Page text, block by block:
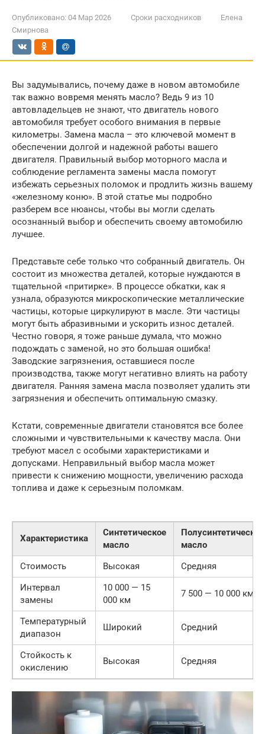
Опубликовано: 04 Мар 2026 Сроки расходников
Елена
Смирнова
Вы задумывались, почему даже в новом автомобиле
так важно вовремя менять масло? Ведь 9 из 10
автовладельцев не знают, что двигатель нового
автомобиля требует особого внимания в первые
километры. Замена масла – это ключевой момент в
обеспечении долгой и надежной работы вашего
двигателя. Правильный выбор моторного масла и
соблюдение регламента замены масла помогут
избежать серьезных поломок и продлить жизнь вашему
«железному коню». В этой статье мы подробно
разберем все нюансы, чтобы вы могли сделать
осознанный выбор и обеспечить своему автомобилю
лучшее.
Представьте себе только что собранный двигатель. Он
состоит из множества деталей, которые нуждаются в
тщательной «притирке». В процессе обкатки, как я
узнала, образуются микроскопические металлические
частицы, которые циркулируют в масле. Эти частицы
могут быть абразивными и ускорить износ деталей.
Честно говоря, я тоже раньше думала, что можно
подождать с заменой, но это большая ошибка!
Заводские загрязнения, оставшиеся после
производства, также могут негативно влиять на работу
двигателя. Ранняя замена масла позволяет удалить эти
загрязнения и обеспечить оптимальную смазку.
Кстати, современные двигатели становятся все более
сложными и чувствительными к качеству масла. Они
требуют масел с особыми характеристиками и
допусками. Неправильный выбор масла может
привести к снижению мощности, увеличению расхода
топлива и даже к серьезным поломкам.
Характеристика
Синтетическое
масло
Полусинтетическое
масло
Стоимость
Высокая
Средняя
Интервал
замены
10 000 — 15
000 км
7 500 — 10 000 км
Температурный
диапазон
Широкий Средний
Стойкость к
окислению
Высокая Средняя